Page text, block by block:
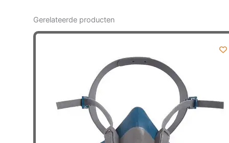
Gerelateerde producten